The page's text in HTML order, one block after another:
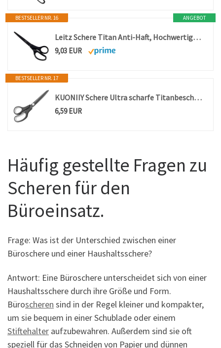
ANGEBOT
BESTSELLER NR. 16
Leitz Schere Titan Anti-Haft, Hochwertige Haushaltsschere mit ergonomischem Griff, Klingen aus rostfreiem Stahl, Für zu Hause, Büro und Schule, Länge 18 cm, Schwarz, 54196095
9,03 EUR
BESTSELLER NR. 17
KUONIIY Schere Ultra scharfe Titanbeschichtung, weiche Komfortgriffe, Mehrzweckschere, 19,5 cm
6,59 EUR
Häufig gestellte Fragen zu
Scheren für den
Büroeinsatz.
Frage: Was ist der Unterschied zwischen einer
Büroschere und einer Haushaltsschere?
Antwort: Eine Büroschere unterscheidet sich von einer
Haushaltsschere durch ihre Größe und Form.
Büroscheren sind in der Regel kleiner und kompakter,
um sie bequem in einer Schublade oder einem
Stiftehalter aufzubewahren. Außerdem sind sie oft
speziell für das Schneiden von Papier und dünnen